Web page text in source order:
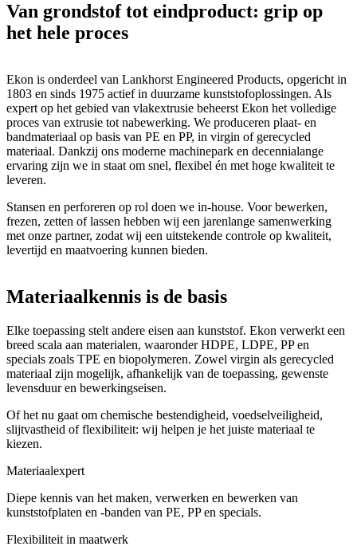
Van grondstof tot eindproduct: grip op
het hele proces
Ekon is onderdeel van Lankhorst Engineered Products, opgericht in
1803 en sinds 1975 actief in duurzame kunststofoplossingen. Als
expert op het gebied van vlakextrusie beheerst Ekon het volledige
proces van extrusie tot nabewerking. We produceren plaat- en
bandmateriaal op basis van PE en PP, in virgin of gerecycled
materiaal. Dankzij ons moderne machinepark en decennialange
ervaring zijn we in staat om snel, flexibel én met hoge kwaliteit te
leveren.
Stansen en perforeren op rol doen we in-house. Voor bewerken,
frezen, zetten of lassen hebben wij een jarenlange samenwerking
met onze partner, zodat wij een uitstekende controle op kwaliteit,
levertijd en maatvoering kunnen bieden.
Materiaalkennis is de basis
Elke toepassing stelt andere eisen aan kunststof. Ekon verwerkt een
breed scala aan materialen, waaronder HDPE, LDPE, PP en
specials zoals TPE en biopolymeren. Zowel virgin als gerecycled
materiaal zijn mogelijk, afhankelijk van de toepassing, gewenste
levensduur en bewerkingseisen.
Of het nu gaat om chemische bestendigheid, voedselveiligheid,
slijtvastheid of flexibiliteit: wij helpen je het juiste materiaal te
kiezen.
Materiaalexpert
Diepe kennis van het maken, verwerken en bewerken van
kunststofplaten en -banden van PE, PP en specials.
Flexibiliteit in maatwerk